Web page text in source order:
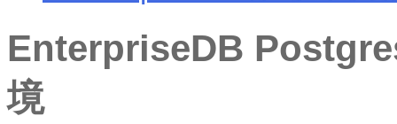
EnterpriseDB
境